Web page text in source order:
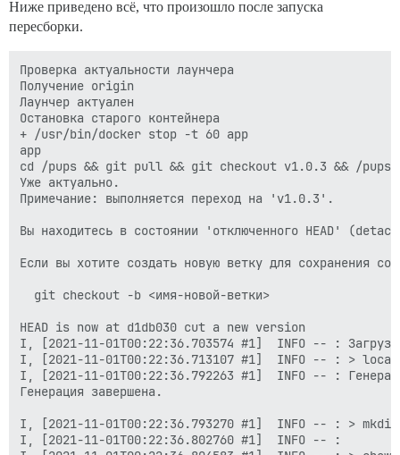
Ниже приведено всё, что произошло после запуска
пересборки.
Проверка актуальности лаунчера
Получение origin
Лаунчер актуален
Остановка старого контейнера
+ /usr/bin/docker stop -t 60 app
app
cd /pups && git pull && git checkout v1.0.3 && /
Уже актуально.
Примечание: выполняется переход на 'v1.0.3'.
Вы находитесь в состоянии 'отключенного HEAD'
Если вы хотите создать новую ветку для сохранения
  git checkout -b <имя-новой-ветки>
HEAD is now at d1db030 cut a new version
I, [2021-11-01T00:22:36.703574 #1]  INFO -- :
I, [2021-11-01T00:22:36.713107 #1]  INFO -- : >
I, [2021-11-01T00:22:36.792263 #1]  INFO -- :
Генерация завершена.
I, [2021-11-01T00:22:36.793270 #1]  INFO -- : >
I, [2021-11-01T00:22:36.802760 #1]  INFO -- :